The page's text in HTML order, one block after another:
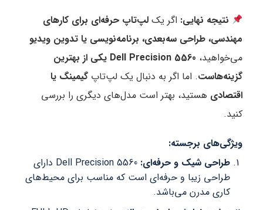
نتیجه نهایی: اگر یکلپ‌تاپ حرفه‌ای برای کارهای
مهندسی، طراحی سه‌بعدی، برنامه‌نویسی یا تدوین ویدیو
می‌خواهید،
Dell Precision 5560 یکی از بهترین
گزینه‌هاست. اما اگر به دنبال یک لپ‌تاپ گیمینگ یا
اقتصادی هستید، بهتر است مدل‌های دیگری را بررسی
کنید.
ویژگی‌های برجسته:
طراحی شیک و حرفه‌ای:
Dell Precision 5560 دارای
طراحی زیبا و حرفه‌ای است که مناسب برای محیط‌های
کاری مدرن می‌باشد.